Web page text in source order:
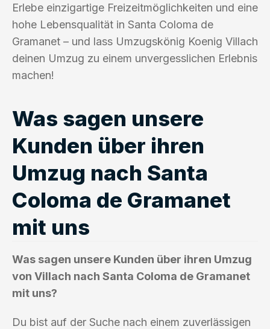
Erlebe einzigartige Freizeitmöglichkeiten und eine
hohe Lebensqualität in Santa Coloma de
Gramanet – und lass Umzugskönig Koenig Villach
deinen Umzug zu einem unvergesslichen Erlebnis
machen!
Was sagen unsere
Kunden über ihren
Umzug nach Santa
Coloma de Gramanet
mit uns
Was sagen unsere Kunden über ihren Umzug
von Villach nach Santa Coloma de Gramanet
mit uns?
Du bist auf der Suche nach einem zuverlässigen